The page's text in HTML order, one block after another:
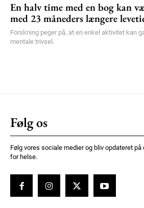
En halv time med en bog kan
med 23 måneders længere
Forskning peger på, at en enkel aktivitet kan
mentale trivsel.
Følg os
Følg vores sociale medier og bliv opdateret
for helse.